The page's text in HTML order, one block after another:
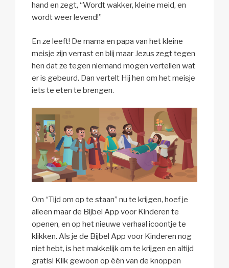
hand en zegt, “Wordt wakker, kleine meid, en
wordt weer levend!”
En ze leeft! De mama en papa van het kleine
meisje zijn verrast en blij maar Jezus zegt tegen
hen dat ze tegen niemand mogen vertellen wat
er is gebeurd. Dan vertelt Hij hen om het meisje
iets te eten te brengen.
Om “Tijd om op te staan” nu te krijgen, hoef je
alleen maar de Bijbel App voor Kinderen te
openen, en op het nieuwe verhaal icoontje te
klikken. Als je de Bijbel App voor Kinderen nog
niet hebt, is het makkelijk om te krijgen en altijd
gratis! Klik gewoon op één van de knoppen